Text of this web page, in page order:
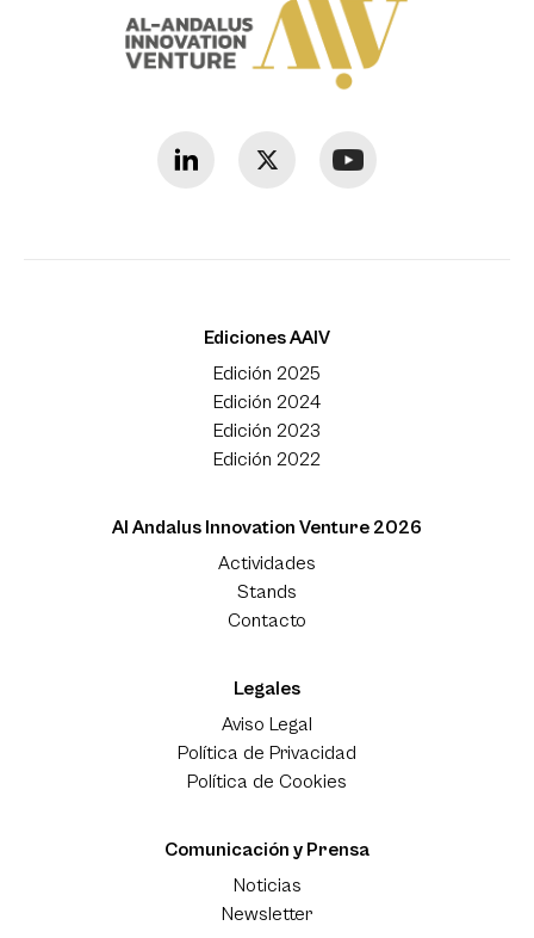
Ediciones AAIV
Edición 2025
Edición 2024
Edición 2023
Edición 2022
Al Andalus Innovation Venture 2026
Actividades
Stands
Contacto
Legales
Aviso Legal
Política de Privacidad
Política de Cookies
Comunicación y Prensa
Noticias
Newsletter